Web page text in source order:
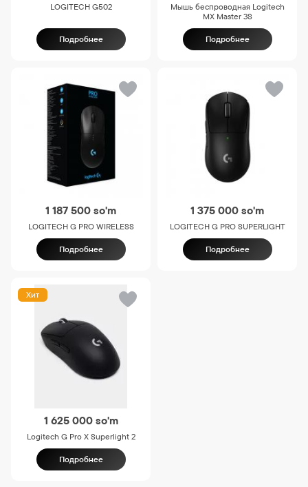
LOGITECH G502
Подробнее
Мышь беспроводная Logitech
MX Master 3S
Подробнее
1 187 500so'm
LOGITECH G PRO WIRELESS
Подробнее
1 375 000so'm
LOGITECH G PRO SUPERLIGHT
Подробнее
Хит
1 625 000 so'm
Logitech G Pro X Superlight 2
Подробнее